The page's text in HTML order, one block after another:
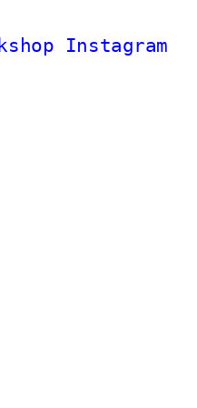
Instagram